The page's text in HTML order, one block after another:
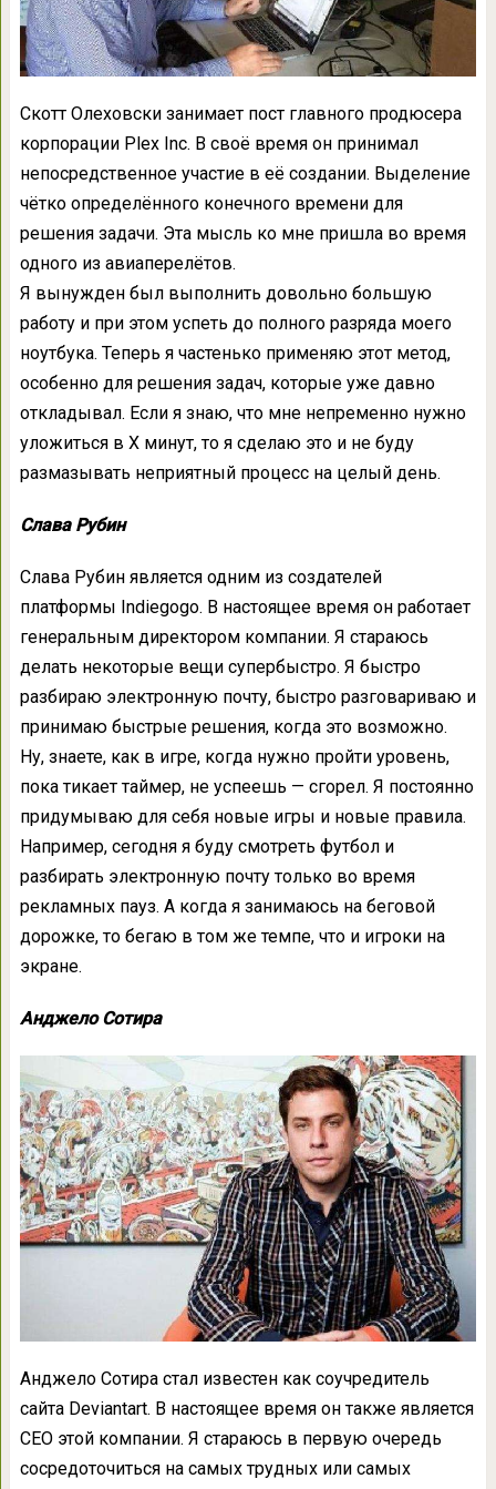
Скотт Олеховски занимает пост главного продюсера
корпорации Plex Inc. В своё время он принимал
непосредственное участие в её создании. Выделение
чётко определённого конечного времени для
решения задачи. Эта мысль ко мне пришла во время
одного из авиаперелётов.
Я вынужден был выполнить довольно большую
работу и при этом успеть до полного разряда моего
ноутбука. Теперь я частенько применяю этот метод,
особенно для решения задач, которые уже давно
откладывал. Если я знаю, что мне непременно нужно
уложиться в Х минут, то я сделаю это и не буду
размазывать неприятный процесс на целый день.
Слава Рубин
Слава Рубин является одним из создателей
платформы Indiegogo. В настоящее время он работает
генеральным директором компании. Я стараюсь
делать некоторые вещи супербыстро. Я быстро
разбираю электронную почту, быстро разговариваю и
принимаю быстрые решения, когда это возможно.
Ну, знаете, как в игре, когда нужно пройти уровень,
пока тикает таймер, не успеешь — сгорел. Я постоянно
придумываю для себя новые игры и новые правила.
Например, сегодня я буду смотреть футбол и
разбирать электронную почту только во время
рекламных пауз. А когда я занимаюсь на беговой
дорожке, то бегаю в том же темпе, что и игроки на
экране.
Анджело Сотира
Анджело Сотира стал известен как соучредитель
сайта Deviantart. В настоящее время он также является
CEO этой компании. Я стараюсь в первую очередь
сосредоточиться на самых трудных или самых